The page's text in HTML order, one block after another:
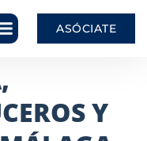
ASÓCIATE
Y